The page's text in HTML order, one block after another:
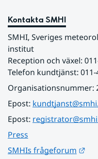
Kontakta SMHI
SMHI, Sveriges
institut
Reception och växel:
Telefon kundtjänst: 011-
Organisationsnummer:
Epost:
Epost:
Press
SMHIs frågeforum